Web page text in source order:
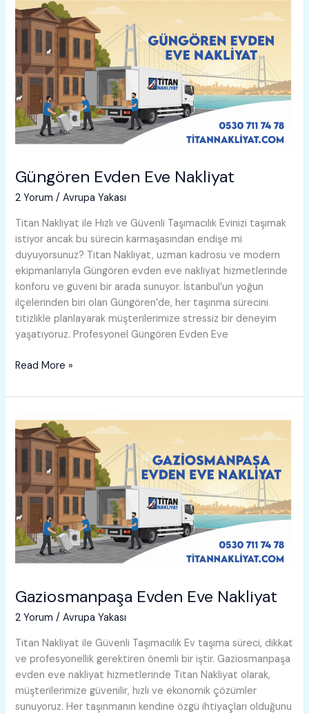
Güngören Evden Eve Nakliyat
2 Yorum /Avrupa Yakası
Titan Nakliyat ile Hızlı ve Güvenli Taşımacılık Evinizi taşımak
istiyor ancak bu sürecin karmaşasından endişe mi
duyuyorsunuz? Titan Nakliyat, uzman kadrosu ve modern
ekipmanlarıyla Güngören evden eve nakliyat hizmetlerinde
konforu ve güveni bir arada sunuyor. İstanbul’un yoğun
ilçelerinden biri olan Güngören’de, her taşınma sürecini
titizlikle planlayarak müşterilerimize stressiz bir deneyim
yaşatıyoruz. Profesyonel Güngören Evden Eve
Güngören
Eve
Read More »
Gaziosmanpaşa Evden Eve Nakliyat
2 Yorum /Avrupa Yakası
Titan Nakliyat ile Güvenli Taşımacılık Ev taşıma süreci, dikkat
ve profesyonellik gerektiren önemli bir iştir. Gaziosmanpaşa
evden eve nakliyat hizmetlerinde Titan Nakliyat olarak,
müşterilerimize güvenilir, hızlı ve ekonomik çözümler
sunuyoruz. Her taşınmanın kendine özgü ihtiyaçları olduğunu